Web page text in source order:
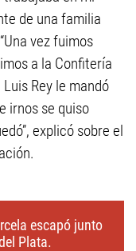
de una familia
vez fuimos
a la Confitería
Rey le mandó
irnos se quiso
explicó sobre el
escapó junto
Plata.